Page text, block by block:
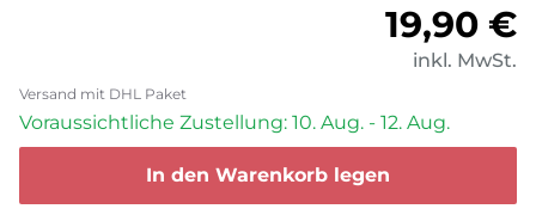
19,90 €
inkl. MwSt.
Versand mit DHL Paket
Voraussichtliche Zustellung: 10. Aug. - 12. Aug.
In den Warenkorb legen